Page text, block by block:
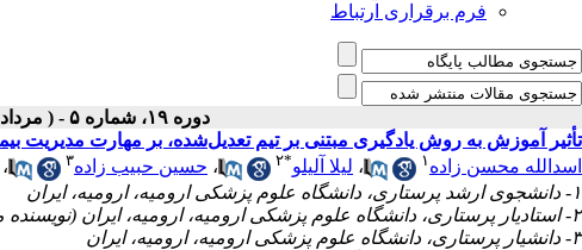
فرم برقراری ارتباط
دوره ۱۹، شماره ۵ - ( مرداد ۱۴۰۰ )
تأثیر آموزش به روش یادگیری مبتنی بر تیم تعدیل‌شده، بر مهارت مدیریت
اسدالله محسن زاده ۱ ، لیلا آلیلو*۲ ، حسین حبیب زاده۳ ،
۱- دانشجوی ارشد پرستاری، دانشگاه علوم پزشکی ارومیه، ارومیه، ایران
۲- استادیار پرستاری، دانشگاه علوم پزشکی ارومیه، ارومیه، ایران (نویسنده مسئول) ،
۳- دانشیار پرستاری، دانشگاه علوم پزشکی ارومیه، ارومیه، ایران